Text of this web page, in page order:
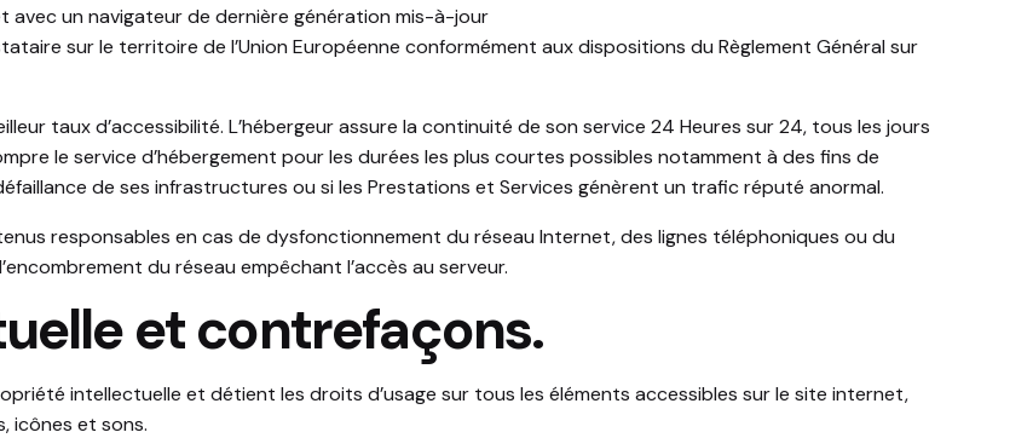
un navigateur de dernière génération mis-à-jour
sur le territoire de l’Union Européenne conformément aux dispositions du Règlement Général sur
taux d’accessibilité. L’hébergeur assure la continuité de son service 24 Heures sur 24, tous les jours
le service d’hébergement pour les durées les plus courtes possibles notamment à des fins de
de ses infrastructures ou si les Prestations et Services génèrent un trafic réputé anormal.
responsables en cas de dysfonctionnement du réseau Internet, des lignes téléphoniques ou du
du réseau empêchant l’accès au serveur.
et contrefaçons.
intellectuelle et détient les droits d’usage sur tous les éléments accessibles sur le site internet,
icônes et sons.